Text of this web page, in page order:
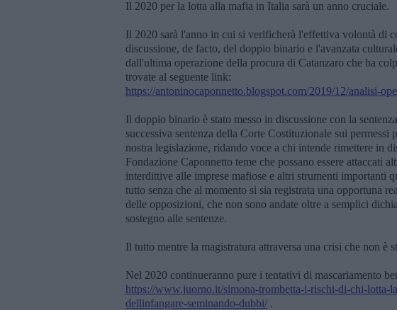
Il 2020 per la lotta alla mafia in Italia sarà un anno cruciale.
Il 2020 sarà l'anno in cui si verificherà l'effettiva volontà di
discussione, de facto, del doppio binario e l'avanzata
dall'ultima operazione della procura di Catanzaro che ha
trovate al seguente link:
https://antoninocaponnetto.blogspot.com/2019/12/analisi-
Il doppio binario è stato messo in discussione con la
successiva sentenza della Corte Costituzionale sui
nostra legislazione, ridando voce a chi intende rimettere in
Fondazione Caponnetto teme che possano essere attaccati
interdittive alle imprese mafiose e altri strumenti importanti
tutto senza che al momento si sia registrata una opportuna
delle opposizioni, che non sono andate oltre a semplici
sostegno alle sentenze.
Il tutto mentre la magistratura attraversa una crisi che non è
Nel 2020 continueranno pure i tentativi di mascariamento
https://www.juorno.it/simona-trombetta-i-rischi-di-chi-lotta-
dellinfangare-seminando-dubbi/ .